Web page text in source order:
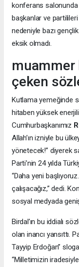
konferans salonunda
başkanlar ve
nedeniyle bazı
eksik olmadı.
muammer
çeken
Kutlama yemeğinde
hitaben yüksek
Cumhurbaşkanımız
Allah’ın izniyle bu
yönetecek!” diyerek
Parti’nin 24 yılda
“Daha yeni
çalışacağız,” dedi.
sosyal medyada
Birdal’ın bu iddialı
olan inancı yansıttı.
Tayyip Erdoğan”
“Milletimizin